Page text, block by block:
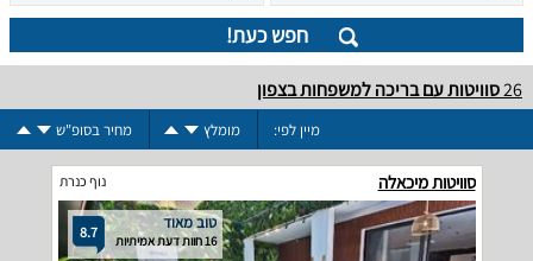
חפש כעת!
26סוויטות עם בריכה למשפחות בצפון
מיין לפי: מומלץ מחיר בסופ"ש
סוויטות מיכאלה נוף כנרת
8.7 טוב מאוד
16 חוות דעת אמיתיות